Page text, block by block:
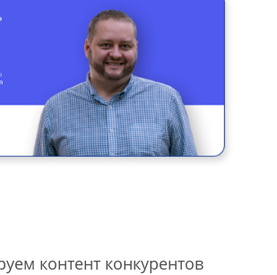
контент конкурентов